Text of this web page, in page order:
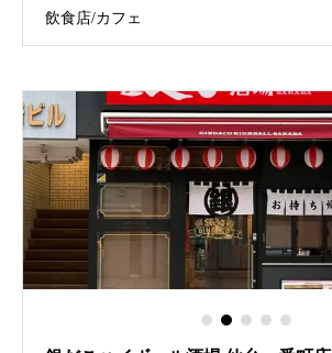
飲食店/カフェ